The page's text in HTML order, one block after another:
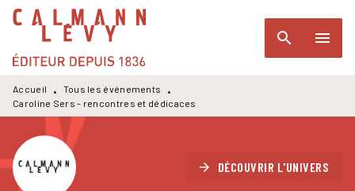
MENU RECHERCHE
PIED DE PAGE
search menu
Accueil • Tous les événements
•
Caroline Sers - rencontres et dédicaces
arrow_forward DÉCOUVRIR L'UNIVERS